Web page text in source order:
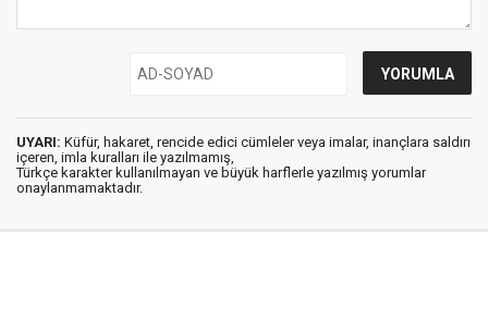
UYARI: Küfür, hakaret, rencide edici cümleler veya imalar, inançlara saldırı
içeren, imla kuralları ile yazılmamış,
Türkçe karakter kullanılmayan ve büyük harflerle yazılmış yorumlar
onaylanmamaktadır.